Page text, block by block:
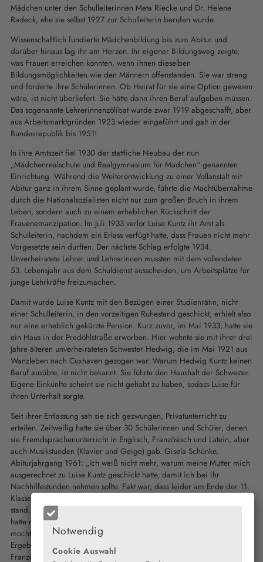
Notwendig
Cookie Auswahl
Mädchen unter den Schulleiterinnen Meta Riecke und Dr. Helene
Radeck, ehe sie selbst 1927 zur Schulleiterin berufen wurde.
Wissenschaftlich fundierte Mädchenbildung bis zum Abitur und
darüber hinaus lag ihr am Herzen. Ihr eigener Bildungsweg zeigte,
was Frauen erreichen konnten, wenn ihnen dieselben
Bildungsmöglichkeiten wie den Männern offenstanden. Sie war streng
und forderte ihre Schülerinnen. Ob Heirat für sie eine Option gewesen
wäre, ist nicht überliefert. Sie hätte dann ihren Beruf aufgeben müssen.
Das sogenannte Lehrerinnenzölibat wurde zwar 1919 abgeschafft, aber
aus Arbeitsmarktgründen 1923 wieder eingeführt und galt in der
Bundesrepublik bis 1951!
In ihre Amtszeit fiel 1930 der stattliche Neubau der nun
„Mädchenrealschule und Realgymnasium für Mädchen“ genannten
Einrichtung. Während die Weiterentwicklung zu einer Vollanstalt mit
Abitur ganz in ihrem Sinne geplant wurde, führte die Machtübernahme
durch die Nationalsozialisten nicht nur zum großen Bruch in ihrem
Leben, sondern auch zu einem erheblichen Rückschritt der
Frauenemanzipation. Im Juli 1933 verlor Luise Kuntz ihr Amt als
Schulleiterin, nachdem ein Erlass verfügt hatte, dass Frauen nicht mehr
Vorgesetzte sein durften. Der nächste Schlag erfolgte 1934.
Unverheiratete Lehrer und Lehrerinnen mussten mit dem vollendeten
53. Lebensjahr aus dem Schuldienst ausscheiden, um Arbeitsplätze für
junge Lehrkräfte freizumachen.
Damit wurde Luise Kuntz mit den Bezügen einer Studienrätin, nicht
einer Schulleiterin, in den vorzeitigen Ruhestand geschickt, erhielt also
nur eine erheblich gekürzte Pension. Kurz zuvor, im Mai 1933, hatte sie
ein Haus in der Predöhlstraße erworben. Hier wohnte sie mit ihrer drei
Jahre älteren unverheirateten Schwester Hedwig, die im Mai 1921 aus
Wanzleben nach Cuxhaven gezogen war. Warum Hedwig Kuntz keinen
Beruf ausübte, ist nicht bekannt. Sie führte den Haushalt der Schwester.
Eigene Einkünfte scheint sie nicht gehabt zu haben, sodass Luise für
ihren Unterhalt sorgte.
Seit ihrer Entlassung sah sie sich gezwungen, Privatunterricht zu
erteilen. Zeitweilig hatte sie über 30 Schülerinnen und Schüler, denen
sie Fremdsprachenunterricht in Englisch, Französisch und Latein, aber
auch Musikstunden (Klavier und Geige) gab. Gisela Schünke,
Abiturjahrgang 1961: „Ich weiß nicht mehr, warum meine Mutter mich
ausgerechnet zu Luise Kuntz geschickt hatte, damit ich bei ihr
Nachhilfestunden nehmen sollte. Fakt war, dass leider am Ende der 11.
Klasse (also 1959) in Französisch ein ,mangelhaft‘ in meinem Zeugnis
stand. Ich wurde trotzdem versetzt, denn das war die einzige 5. Die
hatte mich aber sehr geärgert, weil ich die französische Sprache
mochte. Leider hatte ich keine Ahnung von ihrer Grammatik, und das
Ergebnis der schriftlichen Klassenarbeiten bei unserem
Französischlehrer Herrn Kittlitz fiel für mich entsprechend aus.